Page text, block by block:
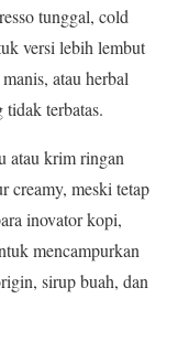
tunggal, cold
versi lebih lembut
atau herbal
terbatas.
atau krim ringan
creamy, meski tetap
inovator kopi,
mencampurkan
sirup buah, dan